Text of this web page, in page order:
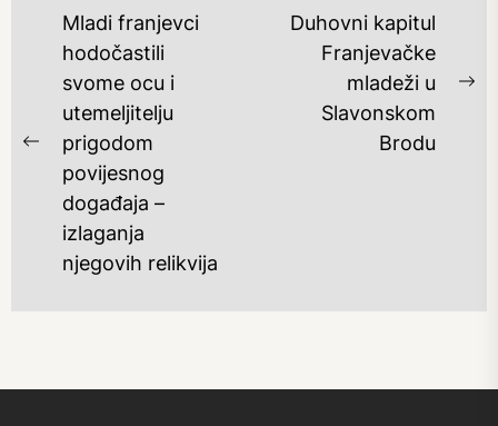
NAVIGACIJA
OBJAVA
Previous
post:
Mladi franjevci
hodočastili
svome ocu i
utemeljitelju
prigodom
povijesnog
događaja –
izlaganja
njegovih relikvija
Duhovni kapitul
Franjevačke
mladeži u
Slavonskom
Brodu